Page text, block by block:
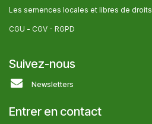
Les semences locales et libres de droits
CGU - CGV - RGPD
Suivez-nous
Newsletters
Entrer en contact